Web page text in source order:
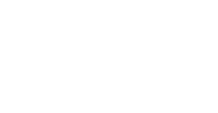
: comparer
comparer objectivement,